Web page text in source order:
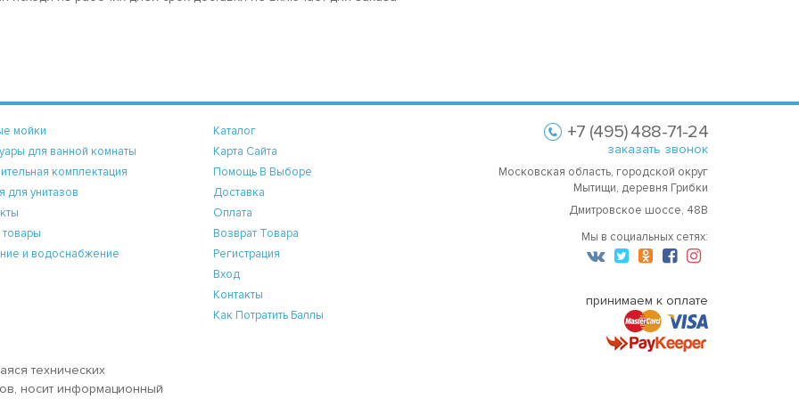
мойки
для ванной комнаты
комплектация
для унитазов
и водоснабжение
Каталог
Карта Сайта
Помощь В Выборе
Доставка
Оплата
Возврат Товара
Регистрация
Вход
Контакты
Как Потратить Баллы
+7 (495) 488-71-24
заказать звонок
Московская область, городской округ
Мытищи, деревня Грибки
Дмитровское шоссе, 48В
Мы в социальных сетях:
принимаем к оплате
технических
носит информационный